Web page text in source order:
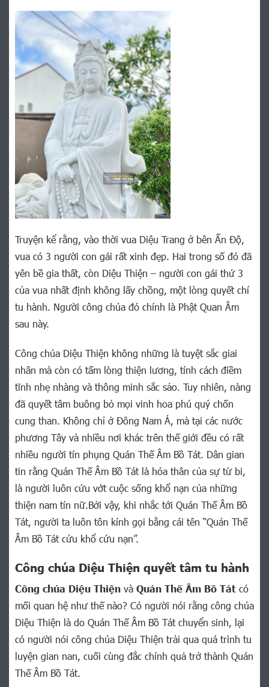
Truyện kể rằng, vào thời vua Diệu Trang ở bên Ấn Độ,
vua có 3 người con gái rất xinh đẹp. Hai trong số đó đã
yên bề gia thất, còn Diệu Thiện – người con gái thứ 3
của vua nhất định không lấy chồng, một lòng quyết chí
tu hành. Người công chúa đó chính là Phật Quan Âm
sau này.
Công chúa Diệu Thiện không những là tuyệt sắc giai
nhân mà còn có tấm lòng thiện lương, tính cách điềm
tĩnh nhẹ nhàng và thông minh sắc sảo. Tuy nhiên, nàng
đã quyết tâm buông bỏ mọi vinh hoa phú quý chốn
cung than. Không chỉ ở Đông Nam Á, mà tại các nước
phương Tây và nhiều nơi khác trên thế giới đều có rất
nhiều người tín phụng Quán Thế Âm Bồ Tát. Dân gian
tin rằng Quán Thế Âm Bồ Tát là hóa thân của sự từ bi,
là người luôn cứu vớt cuộc sống khổ nạn của những
thiện nam tín nữ.Bởi vậy, khi nhắc tới Quán Thế Âm Bồ
Tát, người ta luôn tôn kính gọi bằng cái tên “Quán Thế
Âm Bồ Tát cứu khổ cứu nạn”.
Công chúa Diệu Thiện quyết tâm tu hành
Công chúa Diệu Thiện và Quán Thế Âm Bồ Tát có
mối quan hệ như thế nào? Có người nói rằng công chúa
Diệu Thiện là do Quán Thế Âm Bồ Tát chuyển sinh, lại
có người nói công chúa Diệu Thiện trải qua quá trình tu
luyện gian nan, cuối cùng đắc chính quả trở thành Quán
Thế Âm Bồ Tát.